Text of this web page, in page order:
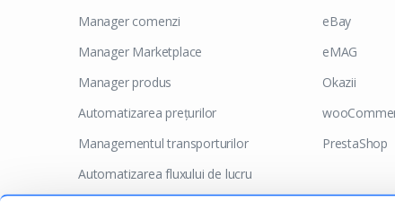
Manager comenzi
Manager Marketplace
Manager produs
Automatizarea prețurilor
Managementul transporturilor
Automatizarea fluxului de lucru
eBay
eMAG
Okazii
PrestaShop